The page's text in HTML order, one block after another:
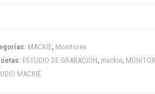
MACKIE, Monitores
ESTUDIO DE GRABACIÓN, mackie,
MACKIE